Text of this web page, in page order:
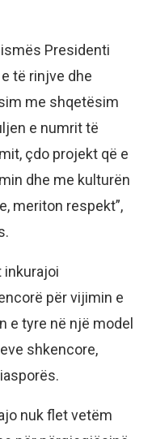
Presidenti
të rinjve dhe
me shqetësim
e numrit të
çdo projekt që e
dhe me kulturën
meriton respekt”,
inkurajoi
për vijimin e
e tyre në një model
shkencore,
nuk flet vetëm